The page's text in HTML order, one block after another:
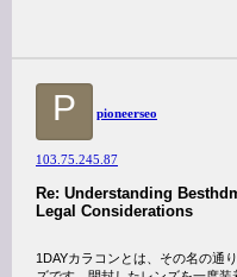
P pioneerseo
103.75.245.87
Re: Understanding
Legal Considerations
1DAYカラコンとは、その名の通